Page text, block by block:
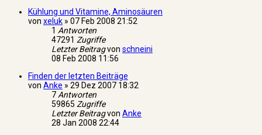
Kühlung und Vitamine, Aminosäuren
von xeluk » 07 Feb 2008 21:52
1 Antworten
47291 Zugriffe
Letzter Beitragvon schneini
08 Feb 2008 11:56
Finden der letzten Beiträge
von Anke » 29 Dez 2007 18:32
7Antworten
59865 Zugriffe
Letzter Beitragvon Anke
28 Jan 2008 22:44